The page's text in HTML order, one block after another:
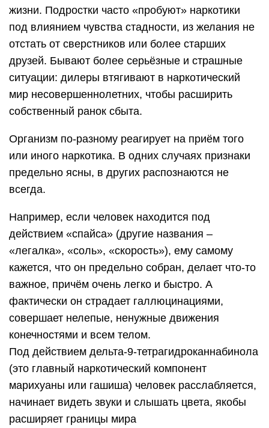
жизни. Подростки часто «пробуют» наркотики
под влиянием чувства стадности, из желания не
отстать от сверстников или более старших
друзей. Бывают более серьёзные и страшные
ситуации: дилеры втягивают в наркотический
мир несовершеннолетних, чтобы расширить
собственный ранок сбыта.
Организм по-разному реагирует на приём того
или иного наркотика. В одних случаях признаки
предельно ясны, в других распознаются не
всегда.
Например, если человек находится под
действием «спайса» (другие названия –
«легалка», «соль», «скорость»), ему самому
кажется, что он предельно собран, делает что-то
важное, причём очень легко и быстро. А
фактически он страдает галлюцинациями,
совершает нелепые, ненужные движения
конечностями и всем телом.
Под действием дельта-9-тетрагидроканнабинола
(это главный наркотический компонент
марихуаны или гашиша) человек расслабляется,
начинает видеть звуки и слышать цвета, якобы
расширяет границы мира